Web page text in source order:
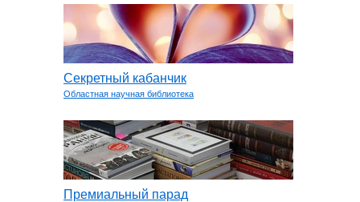
Секретный кабанчик
Областная научная библиотека
Премиальный парад